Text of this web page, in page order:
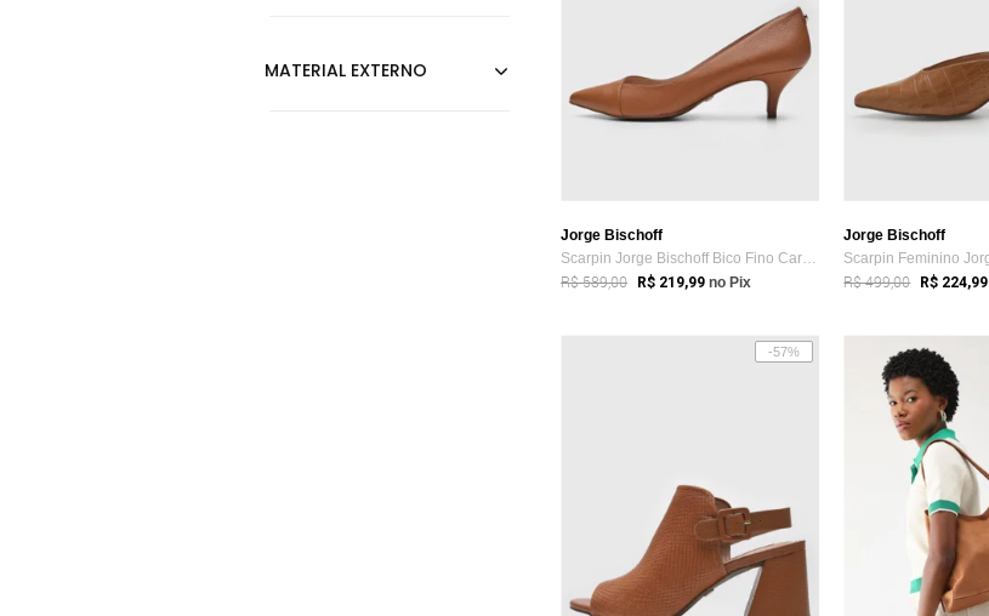
Jorge Bischoff
Scarpin Jorge Bischoff Bico Fino Caramelo
R$ 589,00 R$ 219,99 no Pix
Jorge Bischoff
R$ 499,00 R$ 224,99
-57%